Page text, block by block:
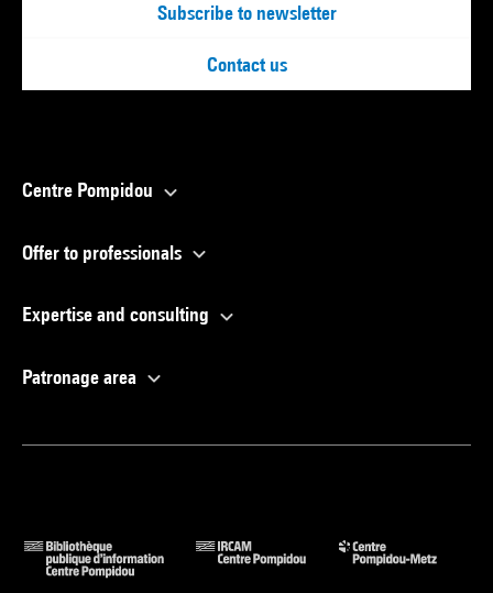
Subscribe to newsletter
Contact us
Centre Pompidou
Offer to professionals
Expertise and consulting
Patronage area